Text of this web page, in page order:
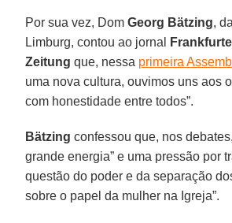
Por sua vez, DomGeorg Bätzing,
Limburg, contou ao jornal
Zeitung que, nessa primeira
uma nova cultura, ouvimos uns aos
com honestidade entre todos”.
Bätzing confessou que, nos
grande energia” e uma pressão por
questão do poder e da separação
sobre o papel da mulher na Igreja”.